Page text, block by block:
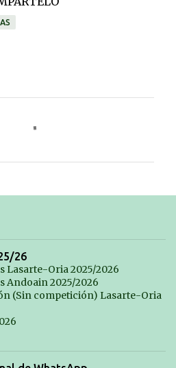
26
Lasarte-Oria 2025/2026
Andoain 2025/2026
(Sin competición) Lasarte-Oria